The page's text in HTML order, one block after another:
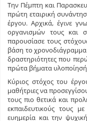
Την Πέμπτη και
πρώτη εταιρική
έργου. Αρχικά, έγινε
οργανισμών τους και
παρουσίασε τους
βάση το χρονοδιάγραμμα
δραστηριότητες που
πρώτα βήματα
Κύριος στόχος του
μαθήτριες να
τους πιο θετικά και
εκπαιδευτικούς τους
ευημερία και την